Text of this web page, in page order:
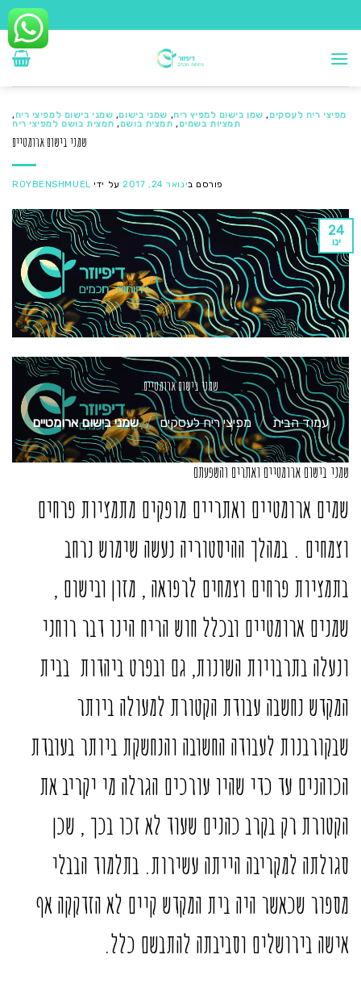
to
content
מפיצי ריח לעסקים, שמן בישום למפיץ ריח, שמני בישום, שמני בישום למפיצי ריח,
תמציות בשמים, תמצית בושם, תמצית בושם למפיצי ריח
שמני בישום ארומטיים
פורסם בינואר 24, 2017 על ידי ROYBENSHMUEL
24
ינו
שמני בישום ארומטיים
עמוד הבית / מפיצי ריח לעסקים / שמני בישום ארומטיים
שמני בישום ארומטיים ואתרים והשפעתם
שמים ארומטיים ואתריים מופקים מתמציות פרחים
וצמחים . במהלך ההיסטוריה נעשה שימוש נרחב
בתמציות פרחים וצמחים לרפואה , מזון ובישום ,
שמנים ארומטיים ובכלל חוש הריח הינו דבר רוחני
ונעלה בתרבויות השונות, גם ובפרט ביהדות בבית
המקדש נחשבה עבודת הקטורת למעולה ביותר
שבקורבנות לעבודה החשובה והנחשקת ביותר בעובדת
הכוהנים עד כדי שהיו עורכים הגרלה מי יקריב את
הקטורת רק בקרב כהנים שעוד לא זכו בכך , שכן
סגולתה למקריבה הייתה עשירות. בתלמוד הבבלי
מספור שכאשר היה בית המקדש קיים לא הזדקקה אף
אישה בירושלים וסביבתה להתבשם כלל.